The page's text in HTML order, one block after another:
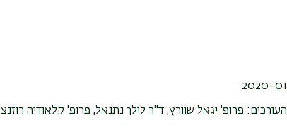
2020-01
העורכים: פרופ' יגאל שוורץ, ד"ר לילך נתנאל, פרופ' קלאודיה